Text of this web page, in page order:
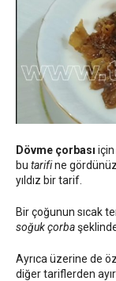
Dövme çorbası
bu tarifine
yıldız bir tarif.
Bir çoğunun sıcak
soğuk çorba
Ayrıca üzerine de
diğer tariflerden